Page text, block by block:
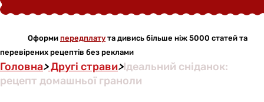
Оформи передплату та дивись більше ніж 5000 статей та
перевірених рецептів без реклами
Головна>Другі страви>Ідеальний сніданок:
рецепт домашньої граноли